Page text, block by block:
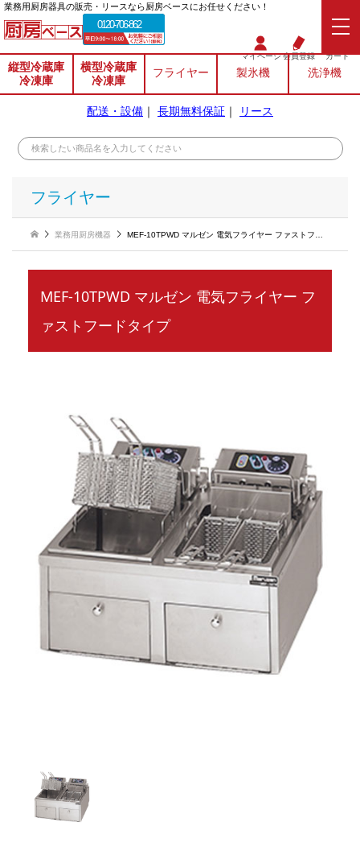
業務⽤厨房器具の販売・リースなら厨房ベースにお任せください！
0120-706-862
マイページ会員登録 カート
縦型冷蔵庫
冷凍庫
横型冷蔵庫
冷凍庫
フライヤー 製氷機 洗浄機
配送・設備 ｜ 長期無料保証 ｜ リース
フライヤー
業務用厨房機器 MEF-10TPWD マルゼン 電気フライヤー ファストフードタイプ
MEF-10TPWD マルゼン 電気フライヤー フ
ァストフードタイプ